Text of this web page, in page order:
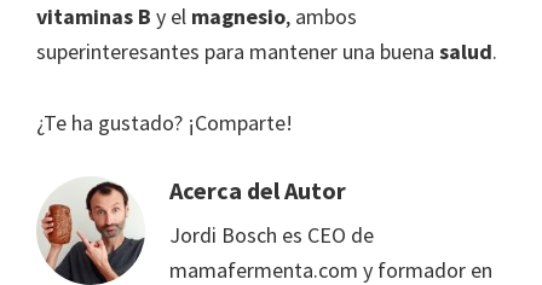
vitaminas B y el magnesio, ambos
superinteresantes para mantener una buena salud.
¿Te ha gustado? ¡Comparte!
Acerca del Autor
Jordi Bosch es CEO de
mamafermenta.com y formador en